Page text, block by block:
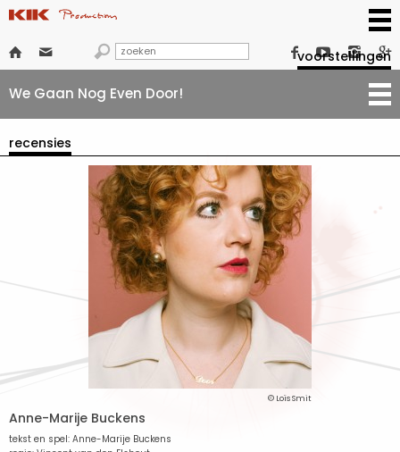
      
voorstellingen
We Gaan Nog Even Door!
recensies
© Loïs Smit
Anne-Marije Buckens
tekst en spel: Anne-Marije Buckens